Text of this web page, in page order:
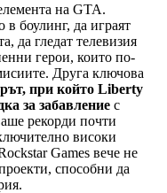
на GTA.
в боулинг, да играят
да гледат телевизия
герои, които по-
Друга ключова
при който Liberty
за забавление с
рекорди почти
високи
Games вече не
способни да